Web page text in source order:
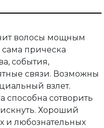
волосы мощным
прическа
события,
связи. Возможны
взлет.
сотворить
Хороший
и любознательных